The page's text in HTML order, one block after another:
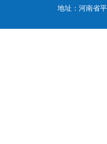
地址：河南省